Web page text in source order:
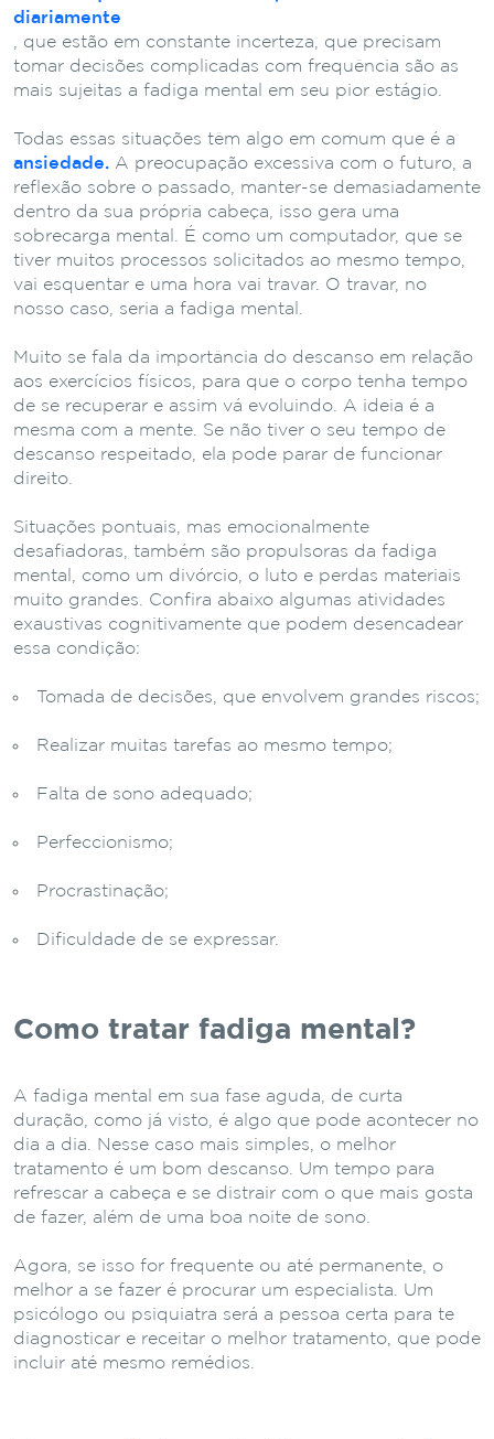
diariamente
, que estão em constante incerteza, que precisam
tomar decisões complicadas com frequência são as
mais sujeitas a fadiga mental em seu pior estágio.
Todas essas situações têm algo em comum que é a
ansiedade. A preocupação excessiva com o futuro, a
reflexão sobre o passado, manter-se demasiadamente
dentro da sua própria cabeça, isso gera uma
sobrecarga mental. É como um computador, que se
tiver muitos processos solicitados ao mesmo tempo,
vai esquentar e uma hora vai travar. O travar, no
nosso caso, seria a fadiga mental.
Muito se fala da importância do descanso em relação
aos exercícios físicos, para que o corpo tenha tempo
de se recuperar e assim vá evoluindo. A ideia é a
mesma com a mente. Se não tiver o seu tempo de
descanso respeitado, ela pode parar de funcionar
direito.
Situações pontuais, mas emocionalmente
desafiadoras, também são propulsoras da fadiga
mental, como um divórcio, o luto e perdas materiais
muito grandes. Confira abaixo algumas atividades
exaustivas cognitivamente que podem desencadear
essa condição:
Tomada de decisões, que envolvem grandes riscos;
Realizar muitas tarefas ao mesmo tempo;
Falta de sono adequado;
Perfeccionismo;
Procrastinação;
Dificuldade de se expressar.
Como tratar fadiga mental?
A fadiga mental em sua fase aguda, de curta
duração, como já visto, é algo que pode acontecer no
dia a dia. Nesse caso mais simples, o melhor
tratamento é um bom descanso. Um tempo para
refrescar a cabeça e se distrair com o que mais gosta
de fazer, além de uma boa noite de sono.
Agora, se isso for frequente ou até permanente, o
melhor a se fazer é procurar um especialista. Um
psicólogo ou psiquiatra será a pessoa certa para te
diagnosticar e receitar o melhor tratamento, que pode
incluir até mesmo remédios.